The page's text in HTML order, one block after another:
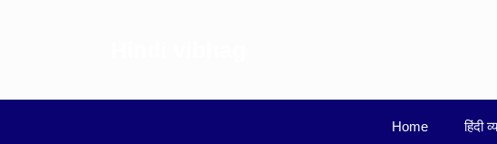
Home हिंदी